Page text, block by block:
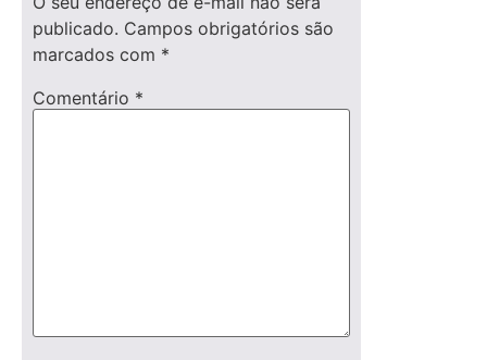
publicado. Campos obrigatórios são
marcados com *
Comentário *